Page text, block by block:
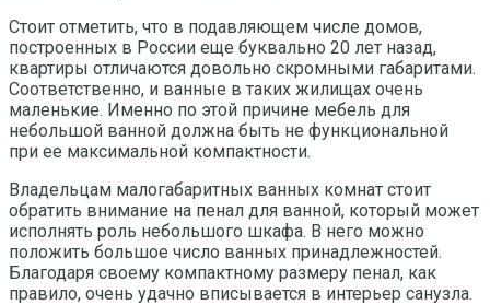
Стоит отметить, что в подавляющем числе домов,
построенных в России еще буквально 20 лет назад,
квартиры отличаются довольно скромными габаритами.
Соответственно, и ванные в таких жилищах очень
маленькие. Именно по этой причине мебель для
небольшой ванной должна быть не функциональной
при ее максимальной компактности.
Владельцам малогабаритных ванных комнат стоит
обратить внимание на пенал для ванной, который может
исполнять роль небольшого шкафа. В него можно
положить большое число ванных принадлежностей.
Благодаря своему компактному размеру пенал, как
правило, очень удачно вписывается в интерьер санузла.